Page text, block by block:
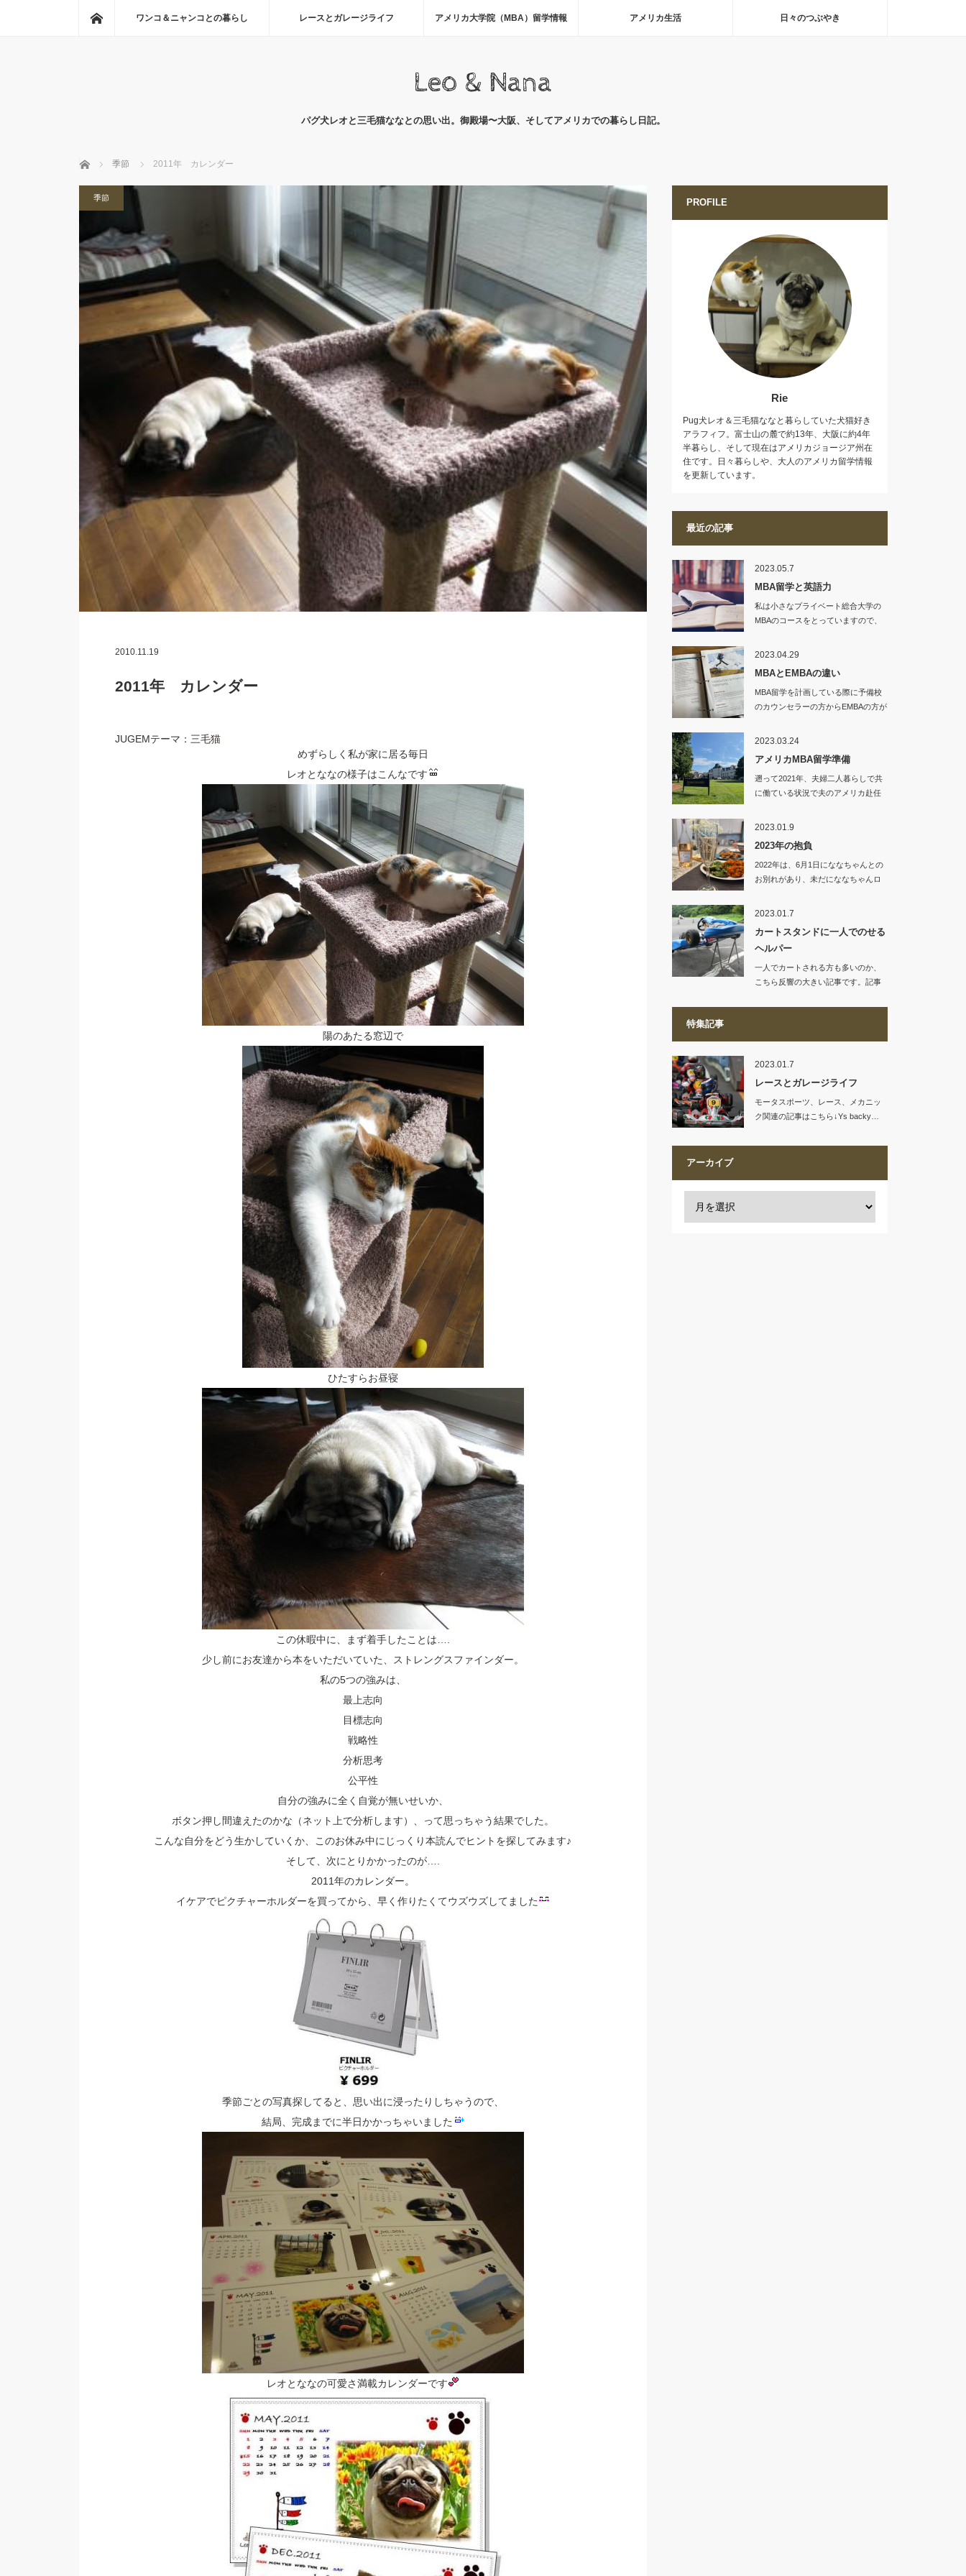
ホームワンコ＆ニャンコとの暮らし レースとガレージライフ アメリカ大学院（MBA）留学情報 アメリカ生活 日々のつぶやき
Leo & Nana
パグ犬レオと三毛猫ななとの思い出。御殿場〜大阪、そしてアメリカでの暮らし日記。
ホーム 季節 2011年 カレンダー
季節
2010.11.19
2011年 カレンダー
JUGEMテーマ： 三毛猫
めずらしく私が家に居る毎日
レオとななの様子はこんなです
陽のあたる窓辺で
ひたすらお昼寝
この休暇中に、まず着手したことは….
少し前にお友達から本をいただいていた、ストレングスファインダー。
私の5つの強みは、
最上志向
目標志向
戦略性
分析思考
公平性
自分の強みに全く自覚が無いせいか、
ボタン押し間違えたのかな（ネット上で分析します）、って思っちゃう結果でした。
こんな自分をどう生かしていくか、このお休み中にじっくり本読んでヒントを探してみます♪
そして、次にとりかかったのが….
2011年のカレンダー。
イケアでピクチャーホルダーを買ってから、早く作りたくてウズウズしてました
季節ごとの写真探してると、思い出に浸ったりしちゃうので、
結局、完成までに半日かかっちゃいました
レオとななの可愛さ満載カレンダーです
PROFILE
Rie
Pug犬レオ＆三毛猫ななと暮らしていた犬猫好き
アラフィフ。富士山の麓で約13年、大阪に約4年
半暮らし、そして現在はアメリカジョージア州在
住です。日々暮らしや、大人のアメリカ留学情報
を更新しています。
最近の記事
2023.05.7
MBA留学と英語力
私は小さなプライベート総合大学の
MBAのコースをとっていますので、
2023.04.29
MBAとEMBAの違い
MBA留学を計画している際に予備校
のカウンセラーの方からEMBAの方が
2023.03.24
アメリカMBA留学準備
遡って2021年、夫婦二人暮らしで共
に働ている状況で夫のアメリカ赴任
2023.01.9
2023年の抱負
2022年は、6月1日にななちゃんとの
お別れがあり、未だにななちゃんロ
2023.01.7
カートスタンドに一人でのせる
ヘルパー
一人でカートされる方も多いのか、
こちら反響の大きい記事です。記事
特集記事
2023.01.7
レースとガレージライフ
モータスポーツ、レース、メカニッ
ク関連の記事はこちら↓Ys backy…
アーカイブ